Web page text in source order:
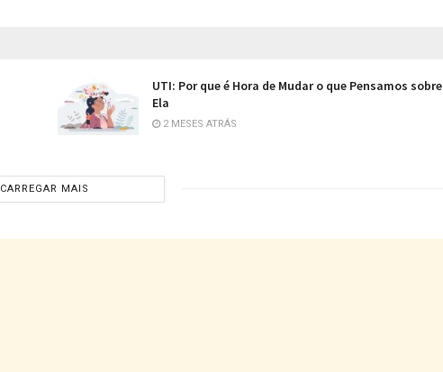
UTI: Por que é Hora de Mudar o que Pensamos sobre
Ela
2 MESES ATRÁS
CARREGAR MAIS